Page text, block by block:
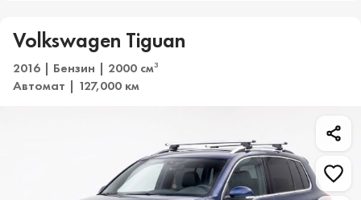
Volkswagen Tiguan
2016 | Бензин | 2000 см3
Автомат | 127,000 км